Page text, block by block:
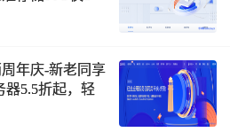
年庆-新老同享
器5.5折起，轻